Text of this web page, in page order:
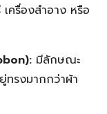
เครื่องสำอาง หรือ
มีลักษณะ
ทรงมากกว่าผ้า